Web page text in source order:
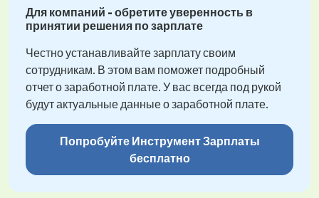
Для компаний - обретите уверенность в
принятии решения по зарплате
Честно устанавливайте зарплату своим
сотрудникам. В этом вам поможет подробный
отчет о заработной плате. У вас всегда под рукой
будут актуальные данные о заработной плате.
Попробуйте Инструмент Зарплаты
бесплатно